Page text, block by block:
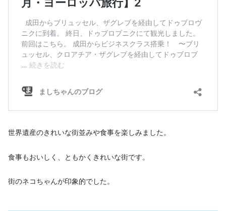
世界遺産のきれいな街並みや食事を楽しみました。
食事もおいしく、ともかくきれいな街です。
街のネコちゃんが印象的でした。